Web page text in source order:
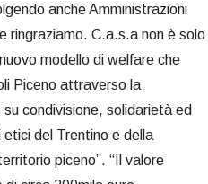
anche Amministrazioni
ringraziamo. C.a.s.a non è solo
modello di welfare che
Piceno attraverso la
condivisione, solidarietà ed
etici del Trentino e della
piceno”. “Il valore